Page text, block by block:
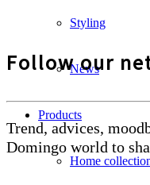
Styling
News
Products
Home
Follow our
Trend, advices,
Domingo world to